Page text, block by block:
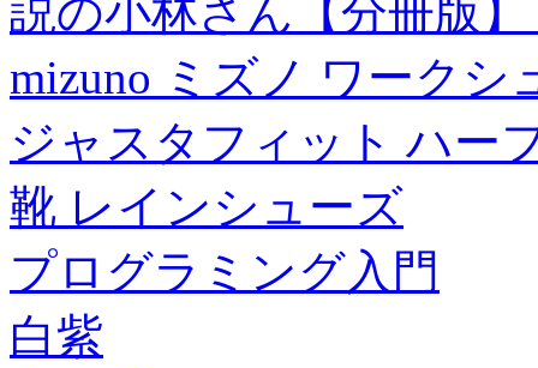
説の小林さん【分冊版】
mizuno ミズノ ワークシ
ジャスタフィット ハー
靴 レインシューズ
プログラミング入門
白紫